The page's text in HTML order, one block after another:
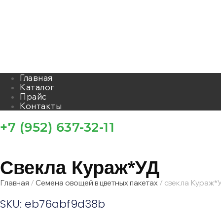
Главная
Каталог
Прайс
Контакты
+7 (952) 637-32-11
Свекла Кураж*УД
Главная / Семена овощей в цветных пакетах / свекла
SKU: eb76abf9d38b